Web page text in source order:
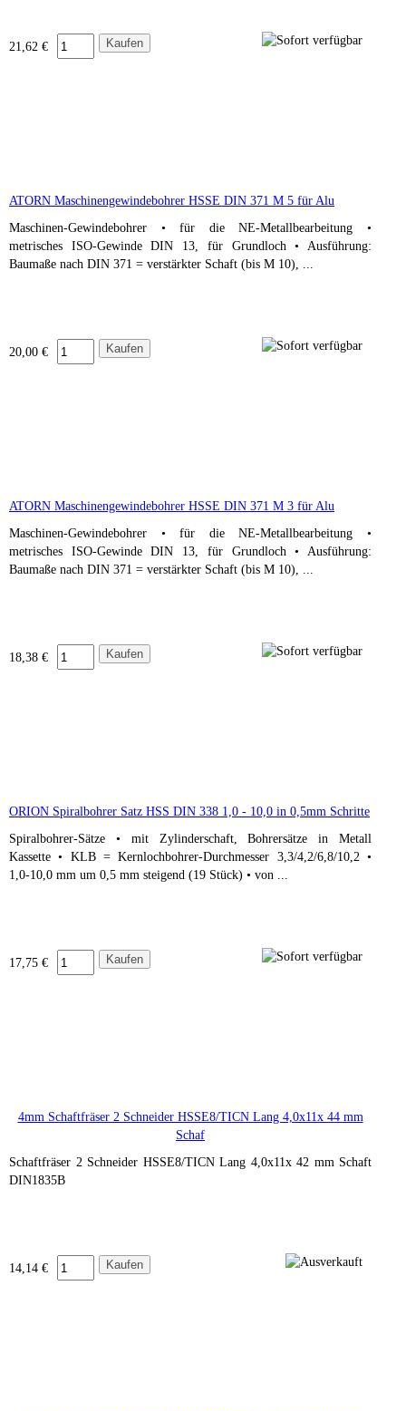
21,62 €
ATORN Maschinengewindebohrer HSSE DIN 371 M 5 für Alu
Maschinen-Gewindebohrer • für die NE-Metallbearbeitung •
metrisches ISO-Gewinde DIN 13, für Grundloch • Ausführung:
Baumaße nach DIN 371 = verstärkter Schaft (bis M 10), ...
20,00 €
ATORN Maschinengewindebohrer HSSE DIN 371 M 3 für Alu
Maschinen-Gewindebohrer • für die NE-Metallbearbeitung •
metrisches ISO-Gewinde DIN 13, für Grundloch • Ausführung:
Baumaße nach DIN 371 = verstärkter Schaft (bis M 10), ...
18,38 €
ORION Spiralbohrer Satz HSS DIN 338 1,0 - 10,0 in 0,5mm Schritte
Spiralbohrer-Sätze • mit Zylinderschaft, Bohrersätze in Metall
Kassette • KLB = Kernlochbohrer-Durchmesser 3,3/4,2/6,8/10,2 •
1,0-10,0 mm um 0,5 mm steigend (19 Stück) • von ...
17,75 €
4mm Schaftfräser 2 Schneider HSSE8/TICN Lang 4,0x11x 44 mm
Schaf
Schaftfräser 2 Schneider HSSE8/TICN Lang 4,0x11x 42 mm Schaft
DIN1835B
14,14 €